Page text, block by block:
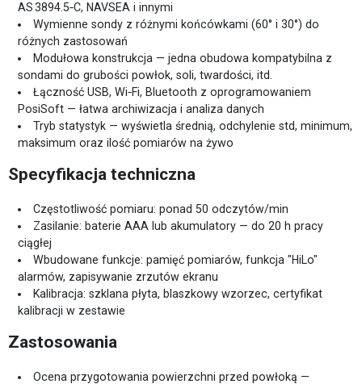
AS 3894.5‑C, NAVSEA i innymi
Wymienne sondy z różnymi końcówkami (60° i 30°) do
różnych zastosowań
Modułowa konstrukcja — jedna obudowa kompatybilna z
sondami do grubości powłok, soli, twardości, itd.
Łączność USB, Wi‑Fi, Bluetooth z oprogramowaniem
PosiSoft — łatwa archiwizacja i analiza danych
Tryb statystyk — wyświetla średnią, odchylenie std, minimum,
maksimum oraz ilość pomiarów na żywo
Specyfikacja techniczna
Częstotliwość pomiaru: ponad 50 odczytów/min
Zasilanie: baterie AAA lub akumulatory — do 20 h pracy
ciągłej
Wbudowane funkcje: pamięć pomiarów, funkcja "HiLo"
alarmów, zapisywanie zrzutów ekranu
Kalibracja: szklana płyta, blaszkowy wzorzec, certyfikat
kalibracji w zestawie
Zastosowania
Ocena przygotowania powierzchni przed powłoką —